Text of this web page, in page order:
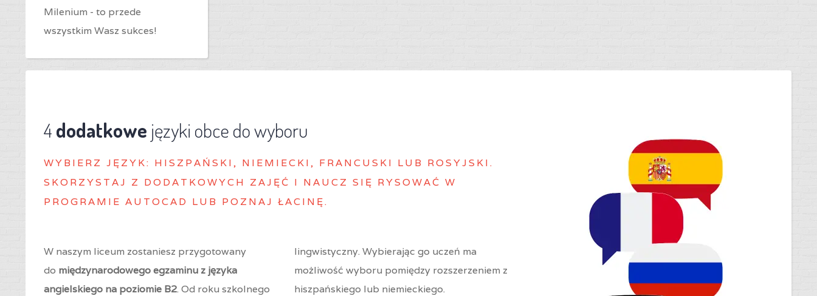
Milenium - to przede
wszystkim Wasz sukces!
4dodatkowe języki obce do wyboru
WYBIERZ J ĘZYK: HISZPAŃSKI, NIEMIECKI, FRANCUSKI LUB ROSYJSKI.
SKORZYSTAJ Z DODATKOWYCH ZAJĘĆ I NAUCZ SIĘ RYSOWAĆ W
PROGRAMIE AUTOCAD LUB POZNAJ ŁACINĘ.
W naszym liceum zostaniesz przygotowany
do międzynarodowego egzaminu z języka
angielskiego na poziomie B2. Od roku szkolnego
lingwistyczny. Wybierając go uczeń ma
możliwość wyboru pomiędzy rozszerzeniem z
hiszpańskiego lub niemieckiego.